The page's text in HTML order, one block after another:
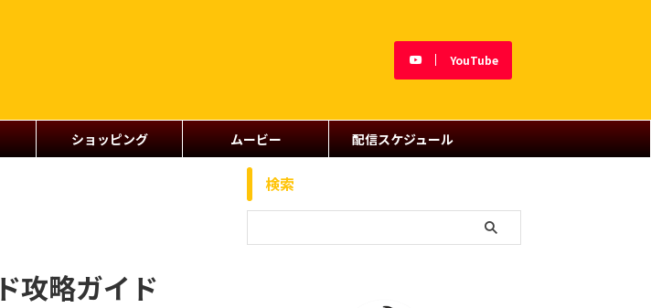
YouTube
ショッピング ムービー 配信スケジュール
攻略ガイド
検索